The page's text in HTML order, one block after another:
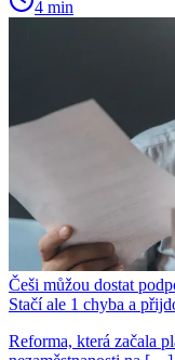
4 min
Češi můžou dostat
Stačí ale 1 chyba a
Reforma, která začala